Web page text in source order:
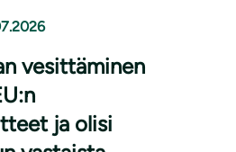
vesittäminen
ja olisi